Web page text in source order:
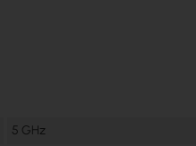
5 GHz